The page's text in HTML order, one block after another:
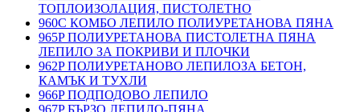
ТОПЛОИЗОЛАЦИЯ, ПИСТОЛЕТНО
960C КОМБО ЛЕПИЛО ПОЛИУРЕТАНОВА ПЯНА
965P ПОЛИУРЕТАНОВА ПИСТОЛЕТНА ПЯНА
ЛЕПИЛО ЗА ПОКРИВИ И ПЛОЧКИ
962P ПОЛИУРЕТАНОВО ЛЕПИЛОЗА БЕТОН,
КАМЪК И ТУХЛИ
966P ПОДПОДОВО ЛЕПИЛО
967P БЪРЗО ЛЕПИЛО-ПЯНА